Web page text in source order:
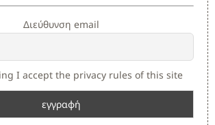
Διεύθυνση email
I accept the privacy rules of this site